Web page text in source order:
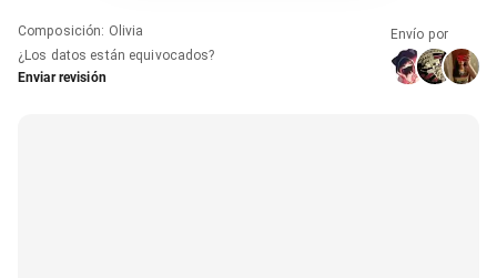
Composición: Olivia
¿Los datos están equivocados?
Enviar revisión
Envío por